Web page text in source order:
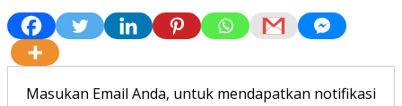
Masukan Email Anda, untuk mendapatkan notifikasi